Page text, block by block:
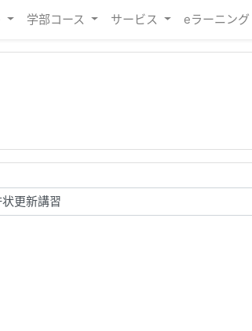
学部コース サービス eラーニング